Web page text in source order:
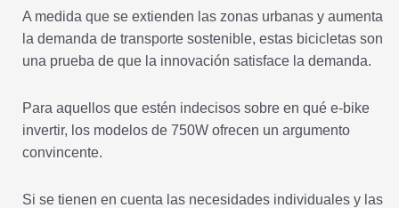
A medida que se extienden las zonas urbanas y aumenta
la demanda de transporte sostenible, estas bicicletas son
una prueba de que la innovación satisface la demanda.
Para aquellos que estén indecisos sobre en qué e-bike
invertir, los modelos de 750W ofrecen un argumento
convincente.
Si se tienen en cuenta las necesidades individuales y las